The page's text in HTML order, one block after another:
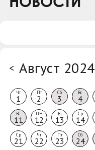
< Август 2024
Чт
1
Пт
2
Сб
3
Вс
4
Вс
11
ПН
12
Вт
13
Ср
14
Ср
21
Чт
22
Пт
23
Сб
24